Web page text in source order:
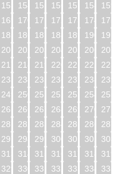
153 154 155 156 157 158
169 170 171 172 173 174
185 186 187 188 189 190
201 202 203 204 205 206
217 218 219 220 221 222
233 234 235 236 237 238
249 250 251 252 253 254
265 266 267 268 269 270
281 282 283 284 285 286
297 298 299 300 301 302
313 314 315 316 317 318
329 330 331 332 333 334